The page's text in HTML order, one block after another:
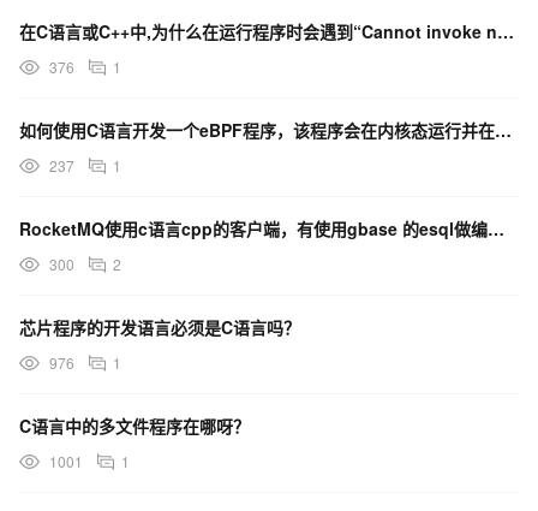
在C语言或C++中,为什么在运行程序时会遇到“Cannot invoke native callba
376 1
如何使用C语言开发一个eBPF程序，该程序会在内核态运行并在插桩点触发事件时被调用？
237 1
RocketMQ使用c语言cpp的客户端，有使用gbase 的esql做编译程序的吗？
300 2
芯片程序的开发语言必须是C语言吗？
976 1
C语言中的多文件程序在哪呀？
1001 1